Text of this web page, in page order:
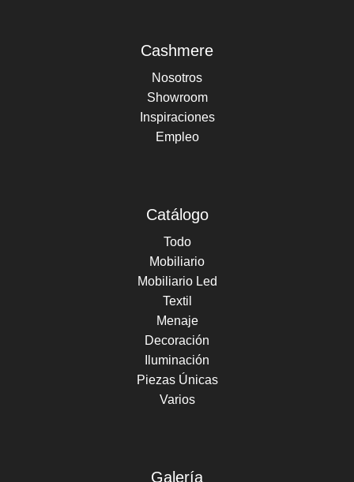
Cashmere
Nosotros
Showroom
Inspiraciones
Empleo
Catálogo
Todo
Mobiliario
Mobiliario Led
Textil
Menaje
Decoración
Iluminación
Piezas Únicas
Varios
Galería